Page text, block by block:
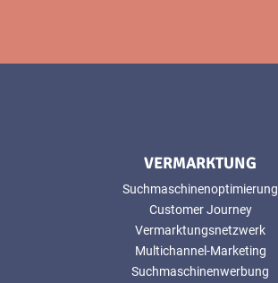
VERMARKTUNG
Suchmaschinenoptimierung
Customer Journey
Vermarktungsnetzwerk
Multichannel-Marketing
Suchmaschinenwerbung